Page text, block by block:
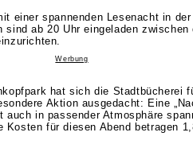
einer spannenden Lesenacht in
sind ab 20 Uhr eingeladen zwischen
Werbung
hat sich die Stadtbücherei
Aktion ausgedacht: Eine
auch in passender Atmosphäre
Kosten für diesen Abend betragen